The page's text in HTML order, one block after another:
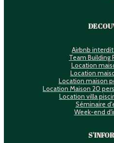
Airbnb interdit
Team Building
Location
Location
Location maison
Location Maison 20
Location villa
Séminaire
Week-end